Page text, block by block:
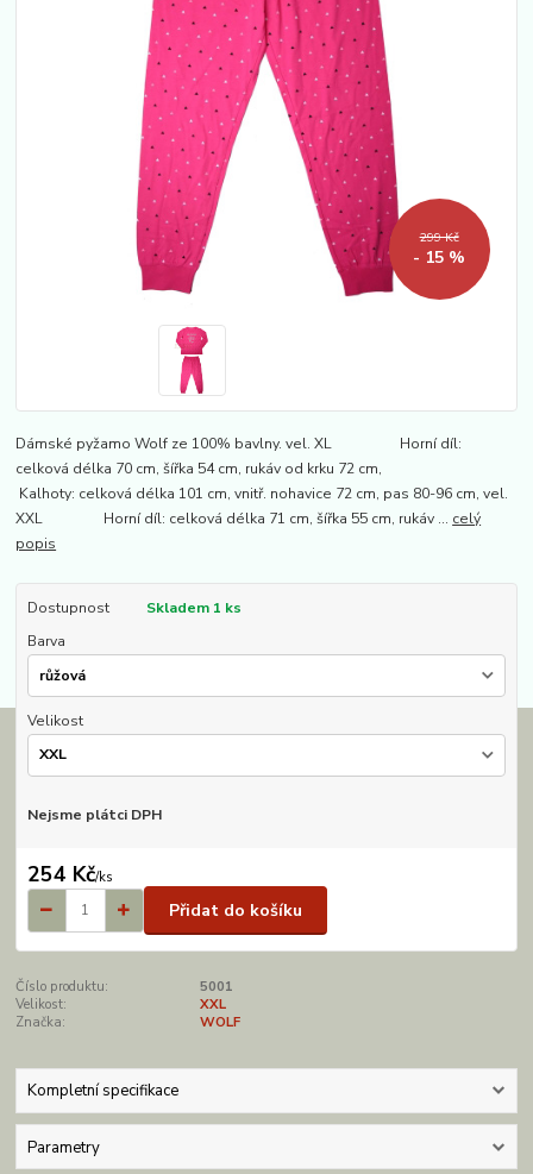
299 Kč
- 15 %
Dámské pyžamo Wolf ze 100% bavlny. vel. XL Horní díl:
celková délka 70 cm, šířka 54 cm, rukáv od krku 72 cm,
Kalhoty: celková délka 101 cm, vnitř. nohavice 72 cm, pas 80-96 cm, vel.
XXL Horní díl: celková délka 71 cm, šířka 55 cm, rukáv ... celý
popis
Dostupnost
Skladem 1 ks
Barva
Velikost
Nejsme plátci DPH
254 Kč/ks
Přidat do košíku
Číslo produktu:
5001
Velikost:
XXL
Značka:
WOLF
Kompletní specifikace
Parametry